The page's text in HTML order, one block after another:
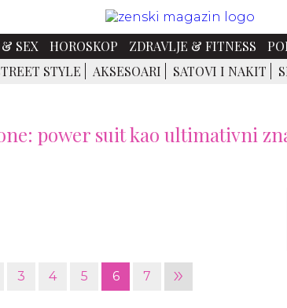
& SEX HOROSKOP ZDRAVLJE & FITNESS
STYLE AKSESOARI SATOVI I NAKIT
power suit kao ultimativni
3 4 5 6 7 »